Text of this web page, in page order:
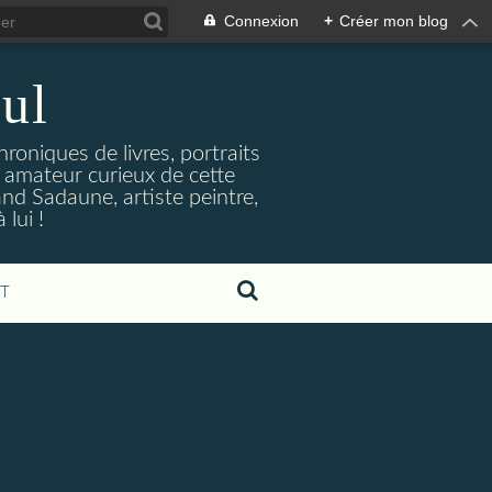
Connexion + Créer mon blog
de livres, portraits
curieux de cette
Sadaune, artiste peintre,
lui !